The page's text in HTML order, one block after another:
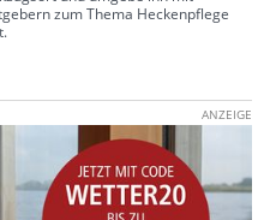
zum Thema Heckenpflege
ANZEIGE